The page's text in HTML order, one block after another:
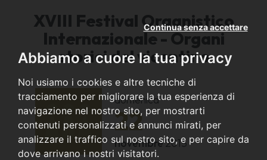
Abbiamo a cuore la tua privacy
Noi usiamo i cookies e altre tecniche di
tracciamento per migliorare la tua esperienza di
navigazione nel nostro sito, per mostrarti
contenuti personalizzati e annunci mirati, per
analizzare il traffico sul nostro sito, e per capire da
dove arrivano i nostri visitatori.
Continua senza accettare
XVIII Festival Organistico
Internazionale - Organi
storici del vicentino
domenica
22
novembre2015